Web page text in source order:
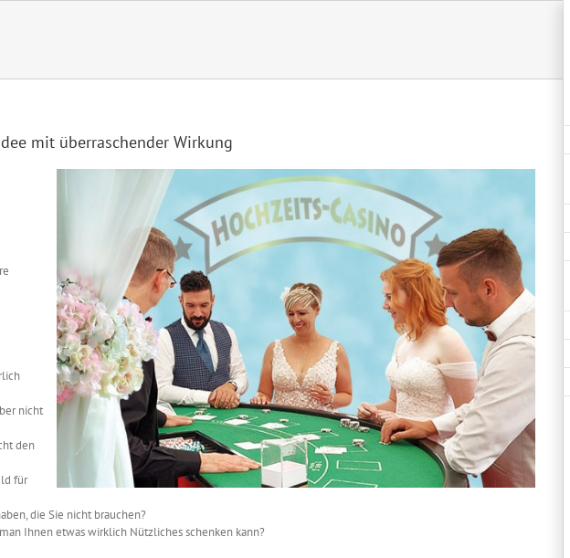
mit überraschender Wirkung
nicht
den
für
die Sie nicht brauchen?
Ihnen etwas wirklich Nützliches schenken kann?